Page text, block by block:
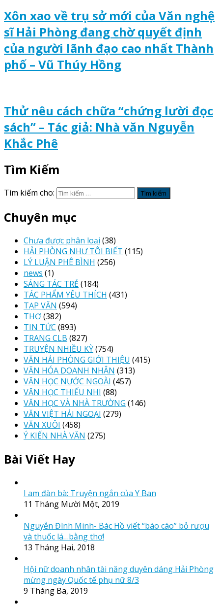
Xôn xao về trụ sở mới của Văn nghệ
sĩ Hải Phòng đang chờ quyết định
của người lãnh đạo cao nhất Thành
phố – Vũ Thúy Hồng
Thử nêu cách chữa “chứng lười đọc
sách” – Tác giả: Nhà văn Nguyễn
Khắc Phê
Tìm Kiếm
Tìm kiếm cho:
Chuyên mục
Chưa được phân loại (38)
HẢI PHÒNG NHƯ TÔI BIẾT (115)
LÝ LUẬN PHÊ BÌNH (256)
news (1)
SÁNG TÁC TRẺ (184)
TÁC PHẨM YÊU THÍCH (431)
TẠP VĂN (594)
THƠ(382)
TIN TỨC (893)
TRANG CLB (827)
TRUYỆN NHIỀU KỲ(754)
VĂN HẢI PHÒNG GIỚI THIỆU (415)
VĂN HÓA DOANH NHÂN (313)
VĂN HỌC NƯỚC NGOÀI (457)
VĂN HỌC THIẾU NHI (88)
VĂN HỌC VÀ NHÀ TRƯỜNG (146)
VĂN VIỆT HẢI NGOẠI (279)
VĂN XUÔI (458)
Ý KIẾN NHÀ VĂN (275)
Bài Viết Hay
I am đàn bà: Truyện ngắn của Y Ban
11 Tháng Mười Một, 2019
Nguyễn Đình Minh- Bác Hồ viết “báo cáo” bỏ rượu
và thuốc lá…bằng thơ!
13 Tháng Hai, 2018
Hội nữ doanh nhân tài năng duyên dáng Hải Phòng
mừng ngày Quốc tế phụ nữ 8/3
9 Tháng Ba, 2019